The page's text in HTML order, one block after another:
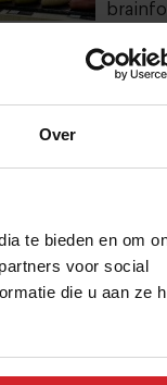
Over
te bieden en om
voor social
die u aan ze
23 juli
20
parels